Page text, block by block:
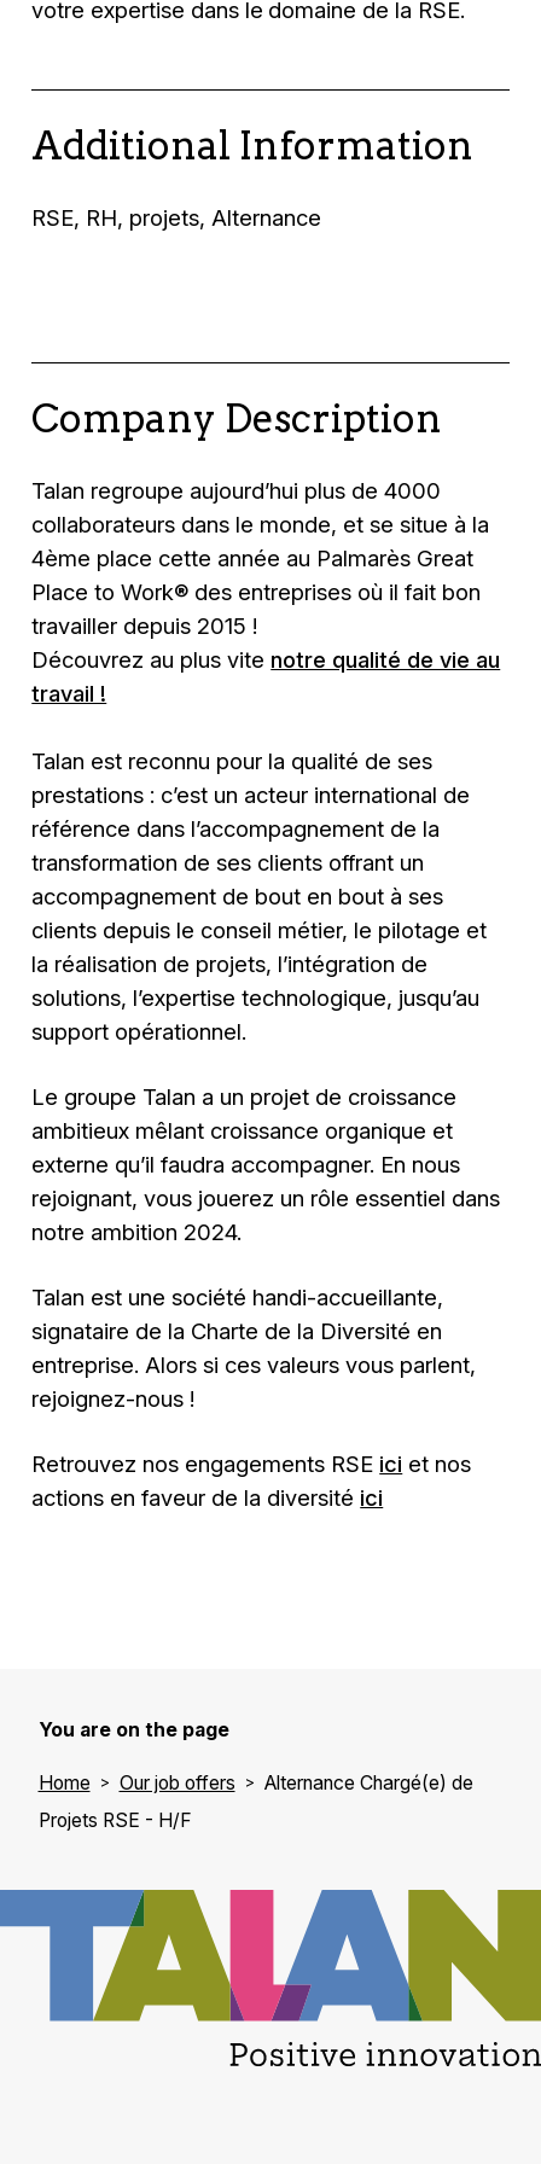
votre expertise dans le domaine de la RSE.
Additional Information
RSE, RH, projets, Alternance
Company Description
Talan regroupe aujourd’hui plus de 4000
collaborateurs dans le monde, et se situe à la
4ème place cette année au Palmarès Great
Place to Work® des entreprises où il fait bon
travailler depuis 2015 !
Découvrez au plus vite notre qualité de vie au
travail !
Talan est reconnu pour la qualité de ses
prestations : c’est un acteur international de
référence dans l’accompagnement de la
transformation de ses clients offrant un
accompagnement de bout en bout à ses
clients depuis le conseil métier, le pilotage et
la réalisation de projets, l’intégration de
solutions, l’expertise technologique, jusqu’au
support opérationnel.
Le groupe Talan a un projet de croissance
ambitieux mêlant croissance organique et
externe qu’il faudra accompagner. En nous
rejoignant, vous jouerez un rôle essentiel dans
notre ambition 2024.
Talan est une société handi-accueillante,
signataire de la Charte de la Diversité en
entreprise. Alors si ces valeurs vous parlent,
rejoignez-nous !
Retrouvez nos engagements RSE ici et nos
actions en faveur de la diversité ici
You are on the page
Home Our job offers
Alternance Chargé(e) de
Projets RSE - H/F